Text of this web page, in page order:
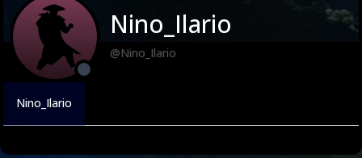
Nino_Ilario
@Nino_Ilario
Nino_Ilario